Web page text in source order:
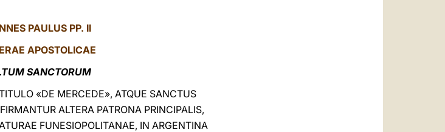
PAULUS PP. II
APOSTOLICAE
SANCTORUM
«DE MERCEDE», ATQUE SANCTUS
ALTERA PATRONA PRINCIPALIS,
FUNESIOPOLITANAE, IN ARGENTINA